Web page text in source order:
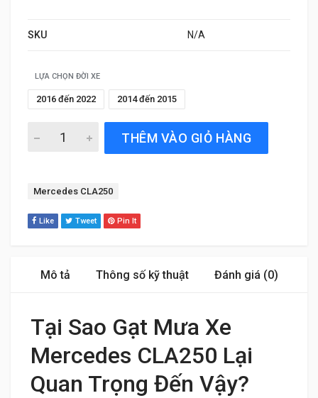
SKU N/A
LỰA CHỌN ĐỜI XE
2016 đến 2022 2014 đến 2015
Gạt Mưa Xe Mercedes CLA250 (2014 đến 2022)
THÊM VÀO GIỎ HÀNG
Tag:
Mercedes CLA250
Like Tweet Pin It
Mô tả Thông số kỹ thuật Đánh giá (0)
Tại Sao Gạt Mưa Xe
Mercedes CLA250 Lại
Quan Trọng Đến Vậy?